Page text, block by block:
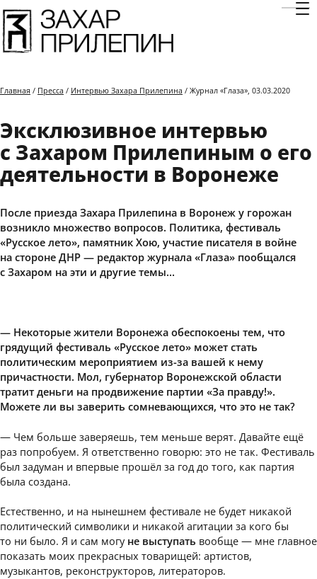
Главная / Пресса / Интервью Захара Прилепина / Журнал «Глаза», 03.03.2020
Эксклюзивное интервью
с Захаром Прилепиным о его
деятельности в Воронеже
После приезда Захара Прилепина в Воронеж у горожан
возникло множество вопросов. Политика, фестиваль
«Русское лето», памятник Хою, участие писателя в войне
на стороне ДНР — редактор журнала «Глаза» пообщался
с Захаром на эти и другие темы…
— Некоторые жители Воронежа обеспокоены тем, что
грядущий фестиваль «Русское лето» может стать
политическим мероприятием из-за вашей к нему
причастности. Мол, губернатор Воронежской области
тратит деньги на продвижение партии «За правду!».
Можете ли вы заверить сомневающихся, что это не так?
— Чем больше заверяешь, тем меньше верят. Давайте ещё
раз попробуем. Я ответственно говорю: это не так. Фестиваль
был задуман и впервые прошёл за год до того, как партия
была создана.
Естественно, и на нынешнем фестивале не будет никакой
политический символики и никакой агитации за кого бы
то ни было. Я и сам могу не выступать вообще — мне главное
показать моих прекрасных товарищей: артистов,
музыкантов, реконструкторов, литераторов.